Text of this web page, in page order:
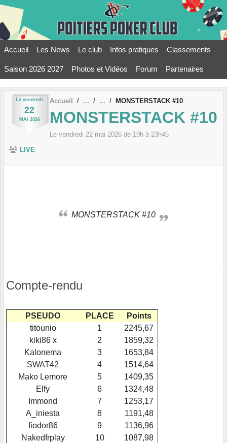
Accueil Les News Le club Infos pratiques Classements
Saison 2026 2027 Photos et Vidéos Forum Partenaires
Le vendredi
22
MAI 2026
Accueil MONSTERSTACK #10
MONSTERSTACK #10
Le vendredi 22 mai 2026 de 19h à 23h45
LIVE
MONSTERSTACK #10
Compte-rendu
PSEUDO PLACE
Points
titounio
1
2245,67
kiki86 x
2
1859,32
Kalonema
3
1653,84
SWAT42
4
1514,64
Mako Lemore
5
1409,35
Elfy
6
1324,48
Immond
7
1253,17
A_iniesta
8
1191,48
fiodor86
9
1136,96
Nakedfrplay
10
1087,98
Panneau de gestion des cookies